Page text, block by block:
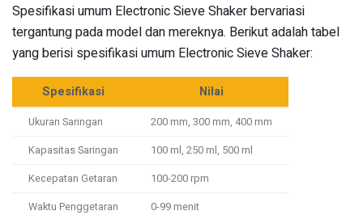
Spesifikasi umum Electronic Sieve Shaker bervariasi
tergantung pada model dan mereknya. Berikut adalah tabel
yang berisi spesifikasi umum Electronic Sieve Shaker:
Spesifikasi Nilai
Ukuran Saringan
200 mm, 300 mm, 400 mm
Kapasitas Saringan
100 ml, 250 ml, 500 ml
Kecepatan Getaran
100-200 rpm
Waktu Penggetaran
0-99 menit